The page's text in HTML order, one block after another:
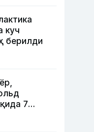
куч
берилди
7